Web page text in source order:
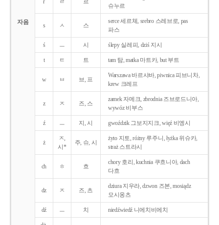
자음
r ㄹ 르
슈누르
s ㅅ 스
serce 세르체, srebro 스레브로, pas
파스
ś ㅡ 시 ślepy 실레피, dziś 지시
t ㅌ 트 tam 탐, matka 마트카, but 부트
w ㅂ 브, 프
Warszawa 바르샤바, piwnica 피브니차,
krew 크레프
z ㅈ 즈, 스
zamek 자메크, zbrodnia 즈브로드니아,
wywóz 비부스
ź ㅡ 지, 시 gwoździk 그보지지크, więź 비엥시
ż
ㅈ,
시*
주, 슈, 시
żyto 지토, różny 루주니, łyżka 위슈카,
straż 스트라시
ch ㅎ 흐
chory 호리, kuchnia 쿠흐니아, dach
다흐
dz ㅈ 즈, 츠
dziura 지우라, dzwon 즈본, mosiądz
모시옹츠
dź ㅡ 치 niedźwiedź 니에치비에치